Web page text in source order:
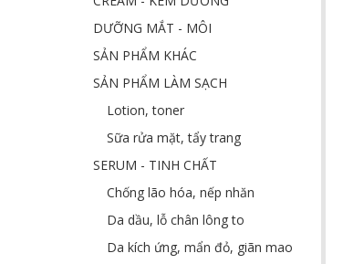
DƯỠNG MẮT - MÔI
SẢN PHẨM KHÁC
SẢN PHẨM LÀM SẠCH
Lotion, toner
Sữa rửa mặt, tẩy trang
SERUM - TINH CHẤT
Chống lão hóa, nếp nhăn
Da dầu, lỗ chân lông to
Da kích ứng, mẩn đỏ, giãn mao